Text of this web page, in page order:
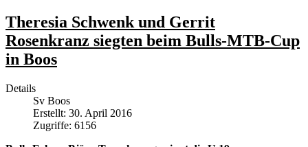
Theresia Schwenk und Gerrit
Rosenkranz siegten beim Bulls-MTB-Cup
in Boos
Details
Sv Boos
Erstellt: 30. April 2016
Zugriffe: 6156